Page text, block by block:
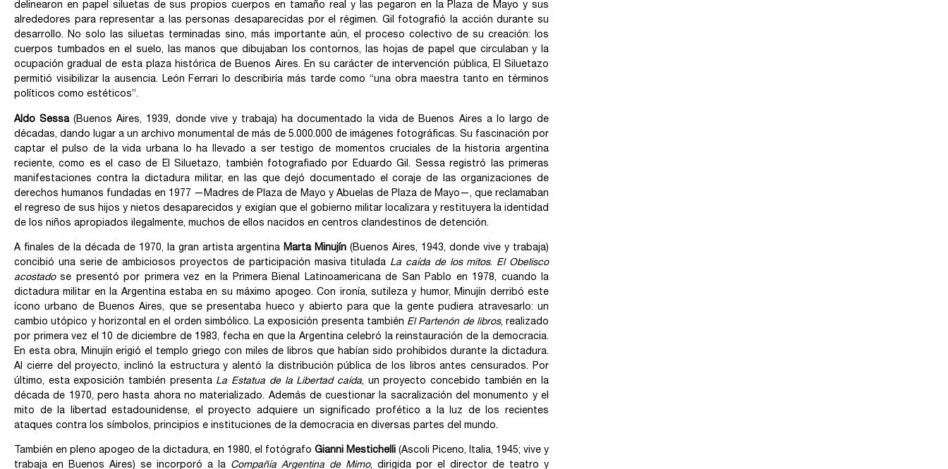
delinearon en papel siluetas de sus propios cuerpos en tamaño real y las pegaron en la Plaza de Mayo y sus
alrededores para representar a las personas desaparecidas por el régimen. Gil fotografió la acción durante su
desarrollo. No solo las siluetas terminadas sino, más importante aún, el proceso colectivo de su creación: los
cuerpos tumbados en el suelo, las manos que dibujaban los contornos, las hojas de papel que circulaban y la
ocupación gradual de esta plaza histórica de Buenos Aires. En su carácter de intervención pública, El Siluetazo
permitió visibilizar la ausencia. León Ferrari lo describiría más tarde como “una obra maestra tanto en términos
políticos como estéticos”.
Aldo Sessa(Buenos Aires, 1939, donde vive y trabaja) ha documentado la vida de Buenos Aires a lo largo de
décadas, dando lugar a un archivo monumental de más de 5.000.000 de imágenes fotográficas. Su fascinación por
captar el pulso de la vida urbana lo ha llevado a ser testigo de momentos cruciales de la historia argentina
reciente, como es el caso de El Siluetazo, también fotografiado por Eduardo Gil. Sessa registró las primeras
manifestaciones contra la dictadura militar, en las que dejó documentado el coraje de las organizaciones de
derechos humanos fundadas en 1977 —Madres de Plaza de Mayo y Abuelas de Plaza de Mayo—, que reclamaban
el regreso de sus hijos y nietos desaparecidos y exigían que el gobierno militar localizara y restituyera la identidad
de los niños apropiados ilegalmente, muchos de ellos nacidos en centros clandestinos de detención.
A finales de la década de 1970, la gran artista argentinaMarta Minujín (Buenos Aires, 1943, donde vive y trabaja)
concibió una serie de ambiciosos proyectos de participación masiva titulada La caída de los mitos. El Obelisco
acostadose presentó por primera vez en la Primera Bienal Latinoamericana de San Pablo en 1978, cuando la
dictadura militar en la Argentina estaba en su máximo apogeo. Con ironía, sutileza y humor, Minujín derribó este
ícono urbano de Buenos Aires, que se presentaba hueco y abierto para que la gente pudiera atravesarlo: un
cambio utópico y horizontal en el orden simbólico. La exposición presenta también El Partenón de libros, realizado
por primera vez el 10 de diciembre de 1983, fecha en que la Argentina celebró la reinstauración de la democracia.
En esta obra, Minujín erigió el templo griego con miles de libros que habían sido prohibidos durante la dictadura.
Al cierre del proyecto, inclinó la estructura y alentó la distribución pública de los libros antes censurados. Por
último, esta exposición también presenta La Estatua de la Libertad caída, un proyecto concebido también en la
década de 1970, pero hasta ahora no materializado. Además de cuestionar la sacralización del monumento y el
mito de la libertad estadounidense, el proyecto adquiere un significado profético a la luz de los recientes
ataques contra los símbolos, principios e instituciones de la democracia en diversas partes del mundo.
También en pleno apogeo de la dictadura, en 1980, el fotógrafo Gianni Mestichelli (Ascoli Piceno, Italia, 1945; vive y
trabaja en Buenos Aires) se incorporó a la Compañía Argentina de Mimo, dirigida por el director de teatro y